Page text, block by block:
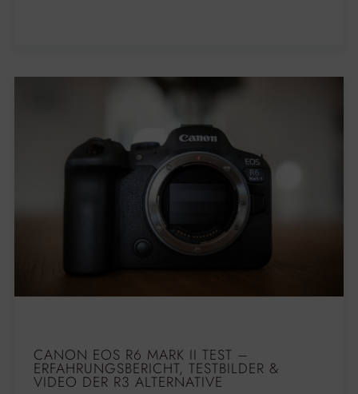
CANON EOS R6 MARK II TEST –
ERFAHRUNGSBERICHT, TESTBILDER &
VIDEO DER R3 ALTERNATIVE